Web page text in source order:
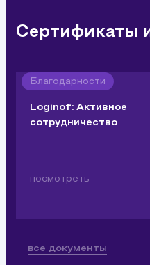
Сертификаты
все документы
Loginof: Активное
сотрудничество
посмотреть
Благодарности